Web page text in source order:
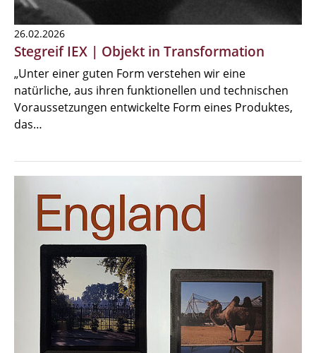
26.02.2026
Stegreif IEX | Objekt in Transformation
„Unter einer guten Form verstehen wir eine
natürliche, aus ihren funktionellen und technischen
Voraussetzungen entwickelte Form eines Produktes,
das…